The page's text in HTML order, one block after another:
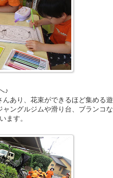
♪
あり、花束ができるほど集める遊
ングルジムや滑り台、ブランコな
ます。